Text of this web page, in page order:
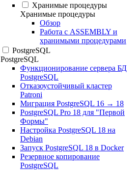
Хранимые процедуры
Хранимые процедуры
Обзор
Работа с ASSEMBLY и
хранимыми процедурами
PostgreSQL
PostgreSQL
Функционирование сервера БД
PostgreSQL
Отказоустойчивый кластер
Patroni
Миграция PostgreSQL 16 → 18
PostgreSQL Pro 18 для "Первой
Формы"
Настройка PostgreSQL 18 на
Debian
Запуск PostgreSQL 18 в Docker
Резервное копирование
PostgreSQL